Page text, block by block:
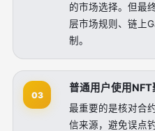
的市场选择。但最
层市场规则、链上
制。
03
普通用户使用NFT
最重要的是核对合
信来源，避免误点